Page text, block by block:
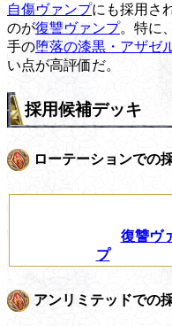
自傷ヴァンプにも採用さ
のが復讐ヴァンプ。特に
手の堕落の漆黒・アザゼ
い点が高評価だ。
採用候補デッキ
ローテーションでの
復讐ヴ
プ
アンリミテッドでの